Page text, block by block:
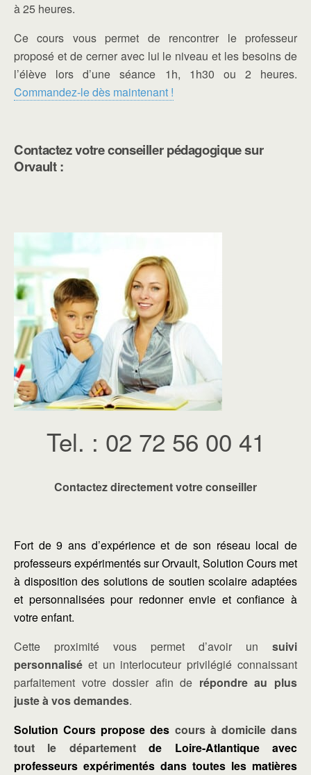
à 25 heures.
Ce cours vous permet de rencontrer le professeur
proposé et de cerner avec lui le niveau et les besoins de
l’élève lors d’une séance 1h, 1h30 ou 2 heures.
Commandez-le dès maintenant !
Contactez votre conseiller pédagogique sur
Orvault :
Tel. : 02 72 56 00 41
Contactez directement votre conseiller
Fort de 9 ans d’expérience et de son réseau local de
professeurs expérimentés sur Orvault, Solution Cours met
à disposition dessolutions de soutien scolaireadaptées
et personnalisées pour redonner envie et confiance à
votre enfant.
Cette proximité vous permet d’avoir un suivi
personnalisé et un interlocuteur privilégié connaissant
parfaitement votre dossier afin de répondre au plus
juste à vos demandes.
Solution Cours propose des cours à domicile dans
tout le départementde Loire-Atlantique avec
professeurs expérimentés dans toutes les matières